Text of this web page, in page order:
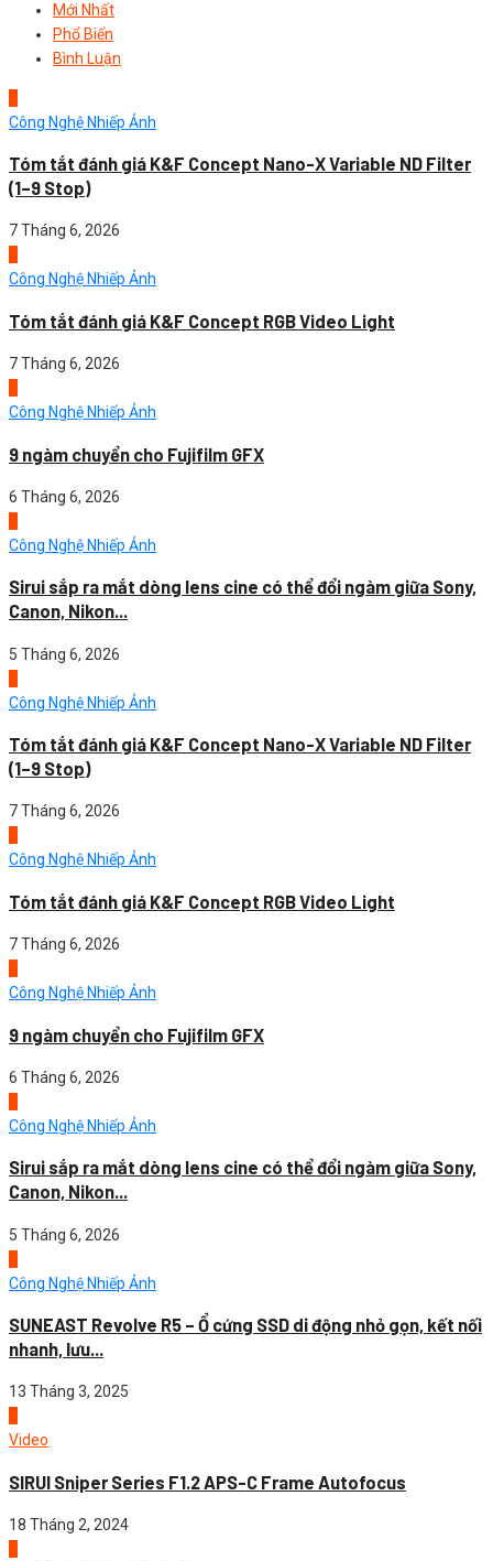
Mới Nhất
Phổ Biến
Bình Luận
Công Nghệ Nhiếp Ảnh
Tóm tắt đánh giá K&F Concept Nano-X Variable ND Filter
(1–9 Stop)
7 Tháng 6, 2026
Công Nghệ Nhiếp Ảnh
Tóm tắt đánh giá K&F Concept RGB Video Light
7 Tháng 6, 2026
Công Nghệ Nhiếp Ảnh
9 ngàm chuyển cho Fujifilm GFX
6 Tháng 6, 2026
Công Nghệ Nhiếp Ảnh
Sirui sắp ra mắt dòng lens cine có thể đổi ngàm giữa Sony,
Canon, Nikon...
5 Tháng 6, 2026
Công Nghệ Nhiếp Ảnh
Tóm tắt đánh giá K&F Concept Nano-X Variable ND Filter
(1–9 Stop)
7 Tháng 6, 2026
Công Nghệ Nhiếp Ảnh
Tóm tắt đánh giá K&F Concept RGB Video Light
7 Tháng 6, 2026
Công Nghệ Nhiếp Ảnh
9 ngàm chuyển cho Fujifilm GFX
6 Tháng 6, 2026
Công Nghệ Nhiếp Ảnh
Sirui sắp ra mắt dòng lens cine có thể đổi ngàm giữa Sony,
Canon, Nikon...
5 Tháng 6, 2026
Công Nghệ Nhiếp Ảnh
SUNEAST Revolve R5 – Ổ cứng SSD di động nhỏ gọn, kết nối
nhanh, lưu...
13 Tháng 3, 2025
Video
SIRUI Sniper Series F1.2 APS-C Frame Autofocus
18 Tháng 2, 2024